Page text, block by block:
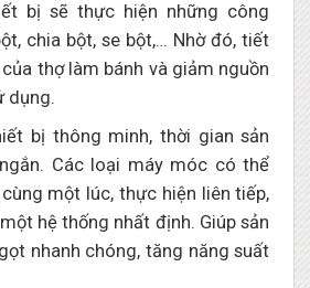
bị sẽ thực hiện những công
chia bột, se bột,… Nhờ đó, tiết
thợ làm bánh và giảm nguồn
dụng.
bị thông minh, thời gian sản
Các loại máy móc có thể
một lúc, thực hiện liên tiếp,
hệ thống nhất định. Giúp sản
nhanh chóng, tăng năng suất